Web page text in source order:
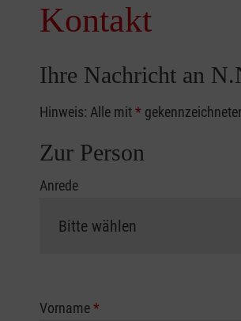
Kontakt
Ihre Nachricht an
Hinweis: Alle mit*
Zur Person
Anrede
Vorname*